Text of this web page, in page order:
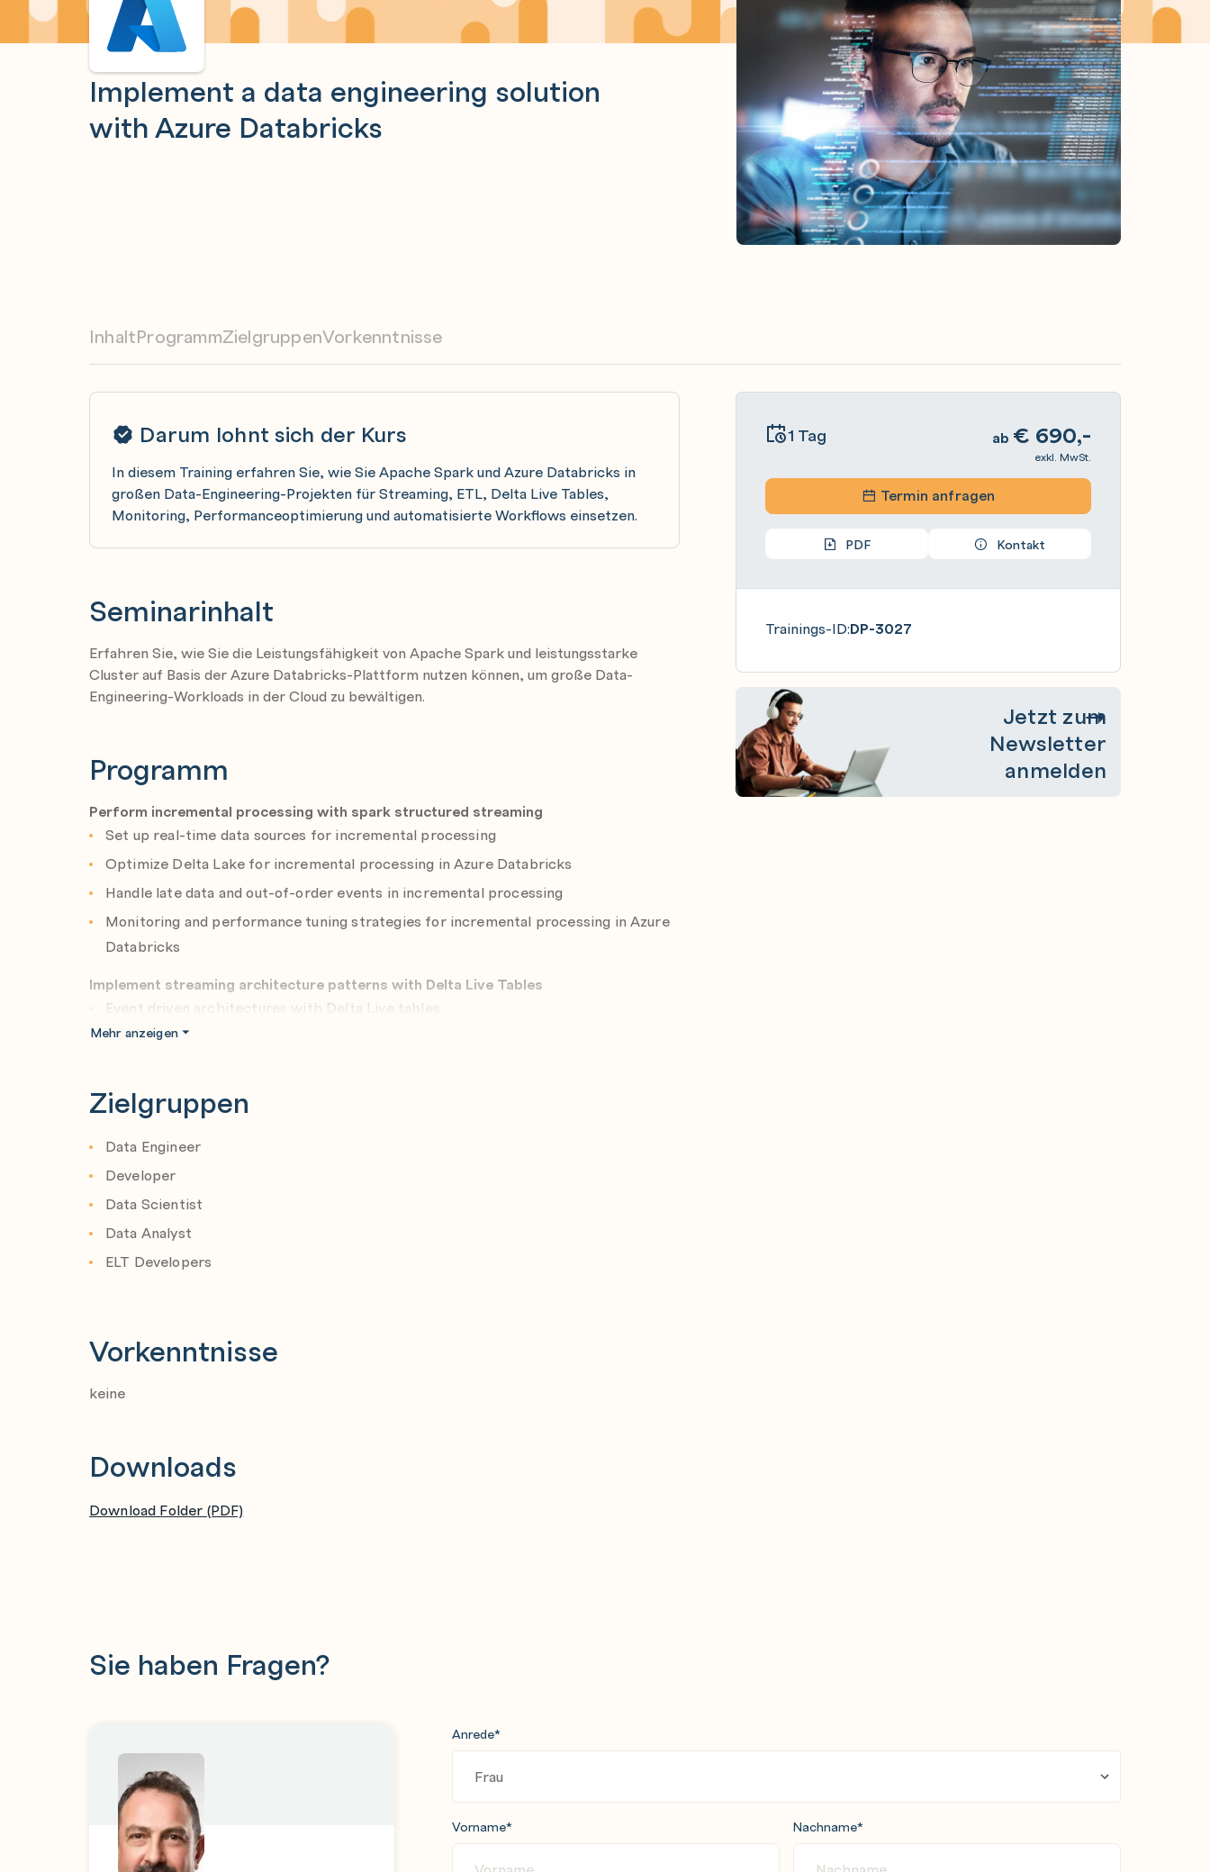
Implement a data engineering solution
with Azure Databricks
InhaltProgrammZielgruppenVorkenntnisse
Darum lohnt sich der Kurs
In diesem Training erfahren Sie, wie Sie Apache Spark und Azure Databricks in
großen Data-Engineering-Projekten für Streaming, ETL, Delta Live Tables,
Monitoring, Performanceoptimierung und automatisierte Workflows einsetzen.
Seminarinhalt
Erfahren Sie, wie Sie die Leistungsfähigkeit von Apache Spark und leistungsstarke
Cluster auf Basis der Azure Databricks-Plattform nutzen können, um große Data-
Engineering-Workloads in der Cloud zu bewältigen.
Programm
Perform incremental processing with spark structured streaming
Set up real-time data sources for incremental processing
Optimize Delta Lake for incremental processing in Azure Databricks
Handle late data and out-of-order events in incremental processing
Monitoring and performance tuning strategies for incremental processing in Azure
Databricks
Implement streaming architecture patterns with Delta Live Tables
Event driven architectures with Delta Live tables
Ingest data with structured streaming
Scale streaming workloads with Delta Live tables
Optimize performance with Spark and Delta Live Tables
Perform cost-based optimization and query tuning
Use change data capture (CDC)
Use enhanced autoscaling
Implement observability and data quality metrics
Perform unit testing and integration testing
Manage and configure your environment
Automate workloads with Azure Databricks Jobs
Implement job scheduling and automation
Optimize workflows with parameters
Implement data encryption techniques in Azure Databricks
Manage access controls in Azure Databricks
Use compliance frameworks and secure data sharing in Azure Databricks
Use data lineage and metadata management
Implement governance automation in Azure Databricks
Use SQL Warehouses in Azure Databricks
Get started with SQL Warehouses
Mehr anzeigen
Zielgruppen
Data Engineer
Developer
Data Scientist
Data Analyst
ELT Developers
Vorkenntnisse
keine
Downloads
Download Folder (PDF)
1 Tag ab € 690,-
exkl. MwSt.
Termin anfragen
PDF Kontakt
Trainings-ID:DP-3027
Jetzt zum
Newsletter
anmelden
Sie haben Fragen?
Anrede*
Vorname* Nachname*